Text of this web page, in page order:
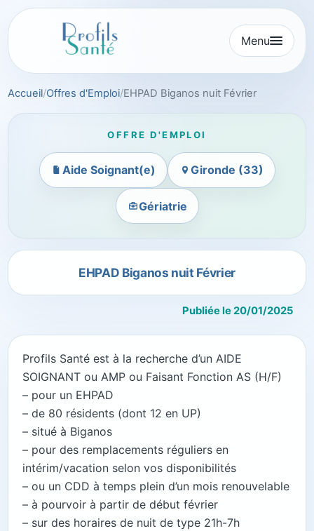
Aller
au
Menu
Accueil Offres d'Emploi EHPAD Biganos nuit Février
OFFRE D'EMPLOI
Aide Soignant(e) Gironde (33)
Gériatrie
EHPAD Biganos nuit Février
Publiée le 20/01/2025
Profils Santé est à la recherche d’un AIDE
SOIGNANT ou AMP ou Faisant Fonction AS (H/F)
– pour un EHPAD
– de 80 résidents (dont 12 en UP)
– situé à Biganos
– pour des remplacements réguliers en
intérim/vacation selon vos disponibilités
– ou un CDD à temps plein d’un mois renouvelable
– à pourvoir à partir de début février
– sur des horaires de nuit de type 21h-7h